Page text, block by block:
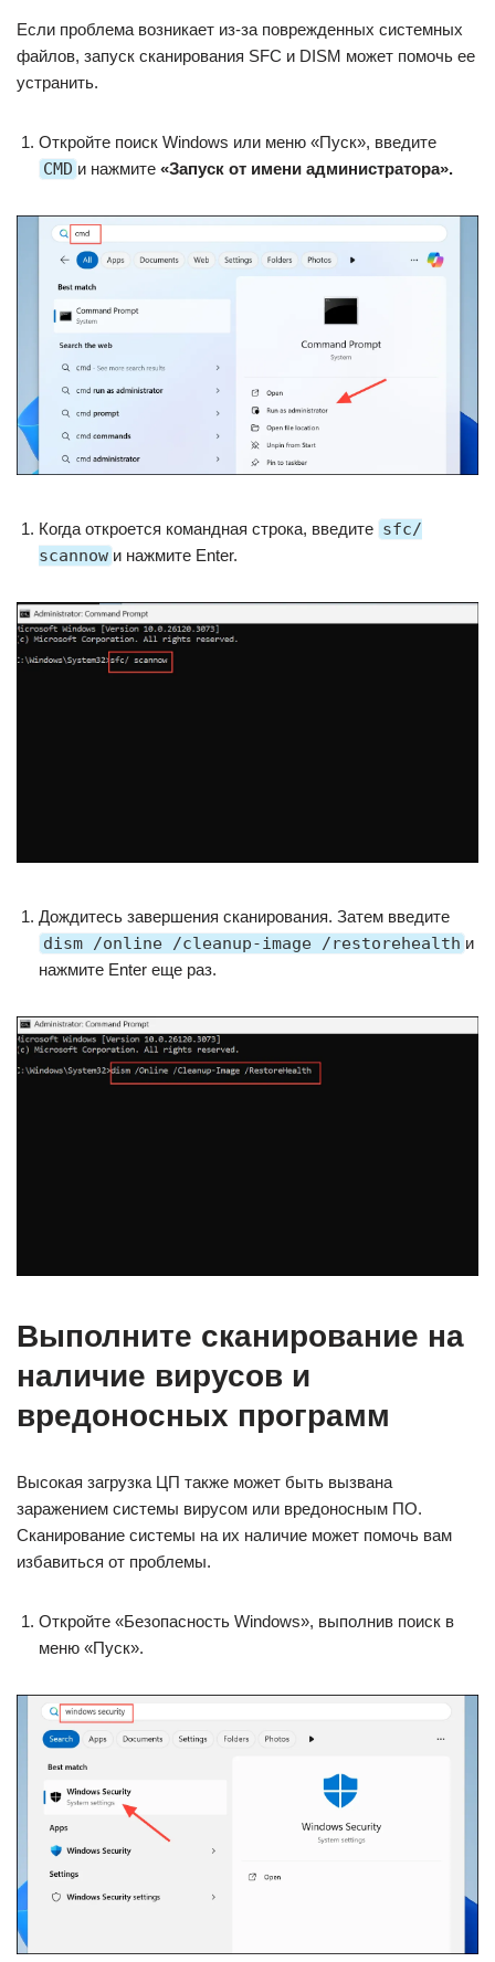
Если проблема возникает из-за поврежденных системных
файлов, запуск сканирования SFC и DISM может помочь ее
устранить.
Откройте поиск Windows или меню «Пуск», введите
CMD и нажмите «Запуск от имени администратора».
Когда откроется командная строка, введите sfc/
scannow и нажмите Enter.
Дождитесь завершения сканирования. Затем введите
dism /online /cleanup-image /restorehealth и
нажмите Enter еще раз.
Выполните сканирование на
наличие вирусов и
вредоносных программ
Высокая загрузка ЦП также может быть вызвана
заражением системы вирусом или вредоносным ПО.
Сканирование системы на их наличие может помочь вам
избавиться от проблемы.
Откройте «Безопасность Windows», выполнив поиск в
меню «Пуск».